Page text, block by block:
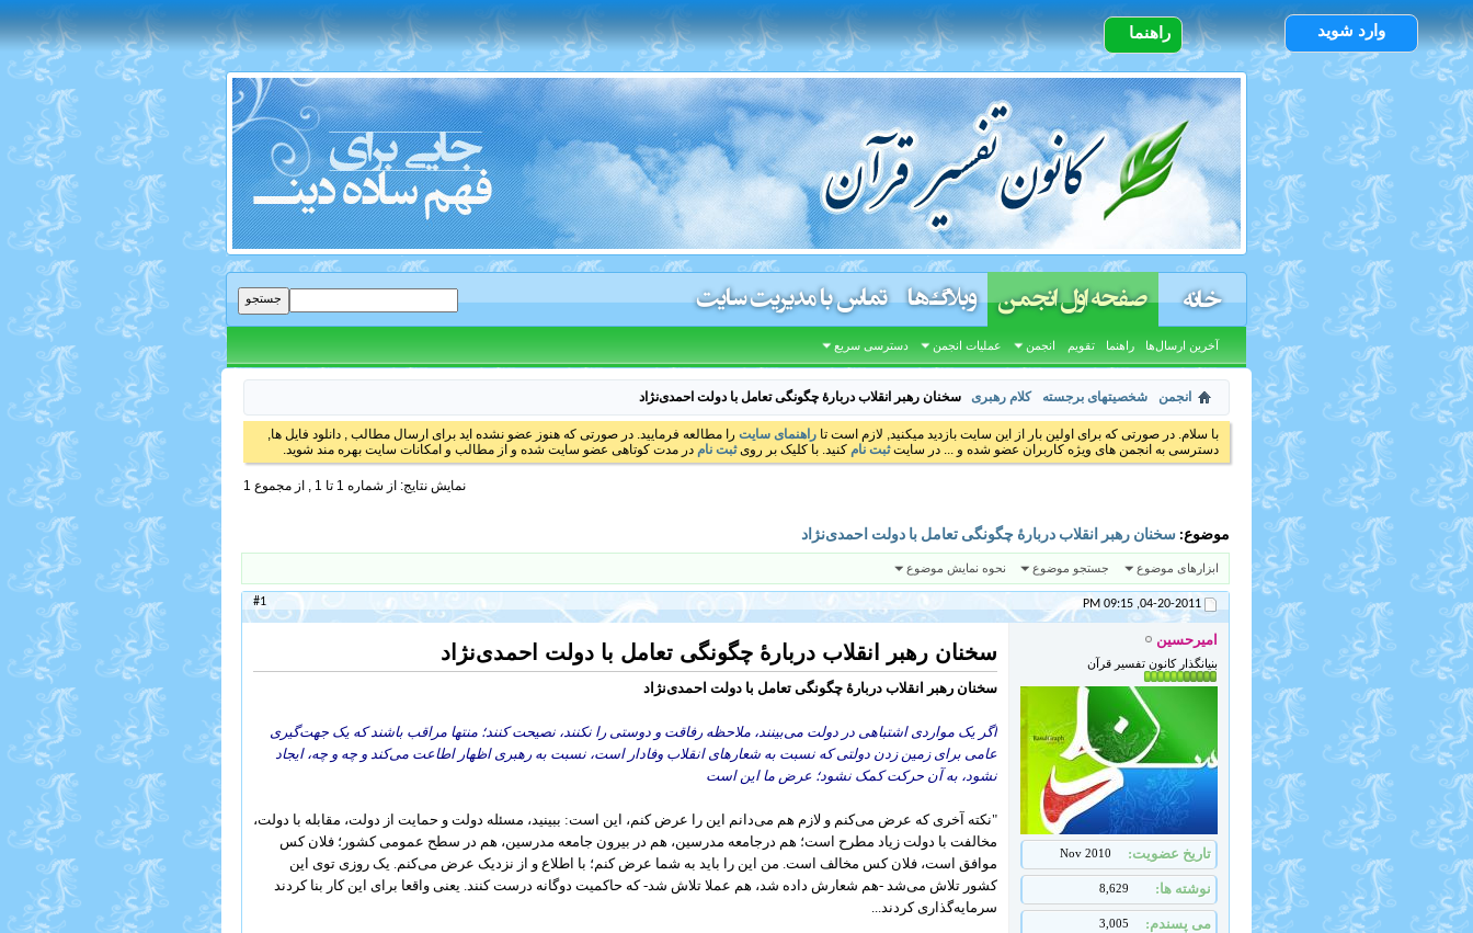
راهنما وارد شوید
خانه صفحه اول انجمن
آخرین ارسال‌ها راهنما تقویم انجمن عملیات انجمن دسترسی سریع
وبلاگ‌ها تماس با مدیریت سایت
انجمن شخصیتهای برجسته کلام رهبری سخنان رهبر انقلاب دربارهٔ چگونگی تعامل با دولت احمدی‌نژاد
با سلام. در صورتی که برای اولین بار از این سایت بازدید میکنید, لازم است تا راهنمای سایت را مطالعه فرمایید. در صورتی که هنوز عضو نشده اید برای ارسال مطالب , دانلود فایل ها,
دسترسی به انجمن های ویژه کاربران عضو شده و ... در سایتثبت نام کنید. با کلیک بر رویثبت نام در مدت کوتاهی عضو سایت شده و از مطالب و امکانات سایت بهره مند شوید.
نمایش نتایج: از شماره 1 تا 1 , از مجموع 1
موضوع: سخنان رهبر انقلاب دربارهٔ چگونگی تعامل با دولت احمدی‌نژاد
ابزارهای موضوع جستجو موضوع نحوه نمایش موضوع
04-20-2011,
09:15 PM
#1
امیرحسین
بنیانگذار کانون تفسیر قرآن
تاریخ عضویت Nov 2010
نوشته ها 8,629
می پسندم 3,005
سخنان رهبر انقلاب دربارهٔ چگونگی تعامل با دولت احمدی‌نژاد
سخنان رهبر انقلاب دربارهٔ چگونگی تعامل با دولت احمدی‌نژاد
اگر یک مواردی اشتباهی در دولت می‌بینند، ملاحظه رفاقت و دوستی را نکنند، نصیحت کنند؛ منتها مراقب باشند که یک جهت‌گیری
عامی برای زمین زدن دولتی که نسبت به شعارهای انقلاب وفادار است، نسبت به رهبری اظهار اطاعت می‌کند و چه و چه، ایجاد
نشود، به آن حرکت کمک نشود؛ عرض ما این است
"نکته آخری که عرض می‌کنم و لازم هم می‌دانم این را عرض کنم، این است: ببینید، مسئله دولت و حمایت از دولت، مقابله با دولت،
مخالفت با دولت زیاد مطرح است؛ هم درجامعه مدرسین، هم در بیرون جامعه مدرسین، هم در سطح عمومی کشور؛ فلان کس
موافق است، فلان کس مخالف است. من این را باید به شما عرض کنم؛ با اطلاع و از نزدیک عرض می‌کنم. یک روزی توی این
کشور تلاش می‌شد -هم شعارش داده شد، هم عملا تلاش شد- که حاکمیت دوگانه درست کنند. یعنی واقعا برای این کار بنا کردند
سرمایه‌گذاری کردند...